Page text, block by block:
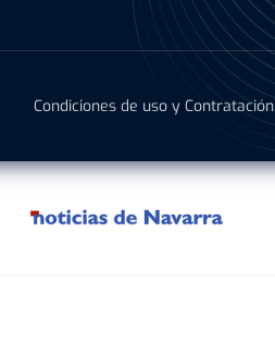
Condiciones de uso y Contratación